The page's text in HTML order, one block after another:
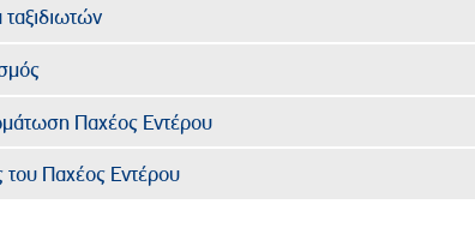
ταξιδιωτών
Παχέος Εντέρου
του Παχέος Εντέρου